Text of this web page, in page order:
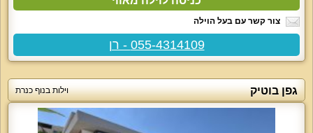
צור קשר עם בעל הוילה
055-4314109 - רן
גפן בוטיק וילות בנוף כנרת